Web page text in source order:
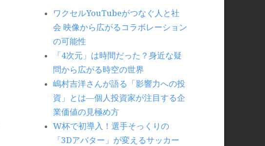
ワクセルYouTubeがつなぐ人と社
会 映像から広がるコラボレーション
の可能性
「4次元」は時間だった？身近な疑
問から広がる時空の世界
嶋村吉洋さんが語る「影響力への投
資」とは―個人投資家が注目する企
業価値の見極め方
W杯で初導入！選手そっくりの
「3Dアバター」が変えるサッカー